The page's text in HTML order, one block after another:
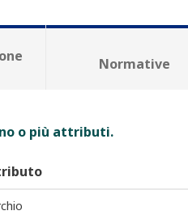
Normative
o più attributi.